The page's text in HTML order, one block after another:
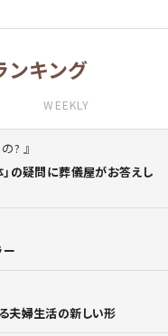
ンキング
WEEKLY
?
の疑問に葬儀屋がお答えし
ー
夫婦生活の新しい形